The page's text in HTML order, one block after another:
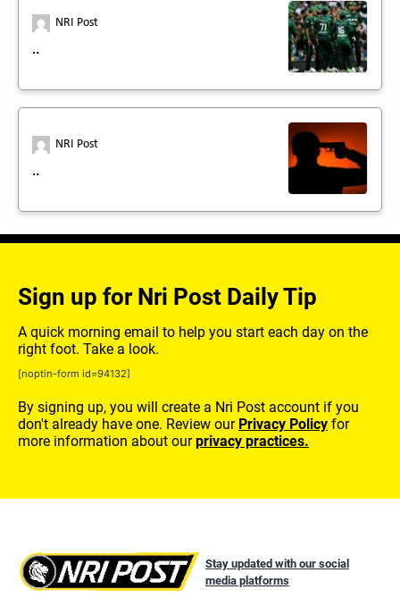
NRI Post
..
NRI Post
..
Sign up for Nri Post Daily Tip
A quick morning email to help you start each day on the
right foot. Take a look.
[noptin-form id=94132]
By signing up, you will create a Nri Post account if you
don't already have one. Review our Privacy Policy for
more information about ourprivacy practices.
Stay updated with our social
media platforms